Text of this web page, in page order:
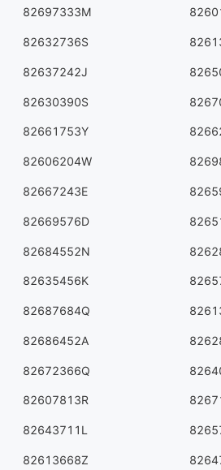
82697333M
82632736S
82637242J
82630390S
82661753Y
82606204W
82667243E
82669576D
82684552N
82635456K
82687684Q
82686452A
82672366Q
82607813R
82643711L
82613668Z